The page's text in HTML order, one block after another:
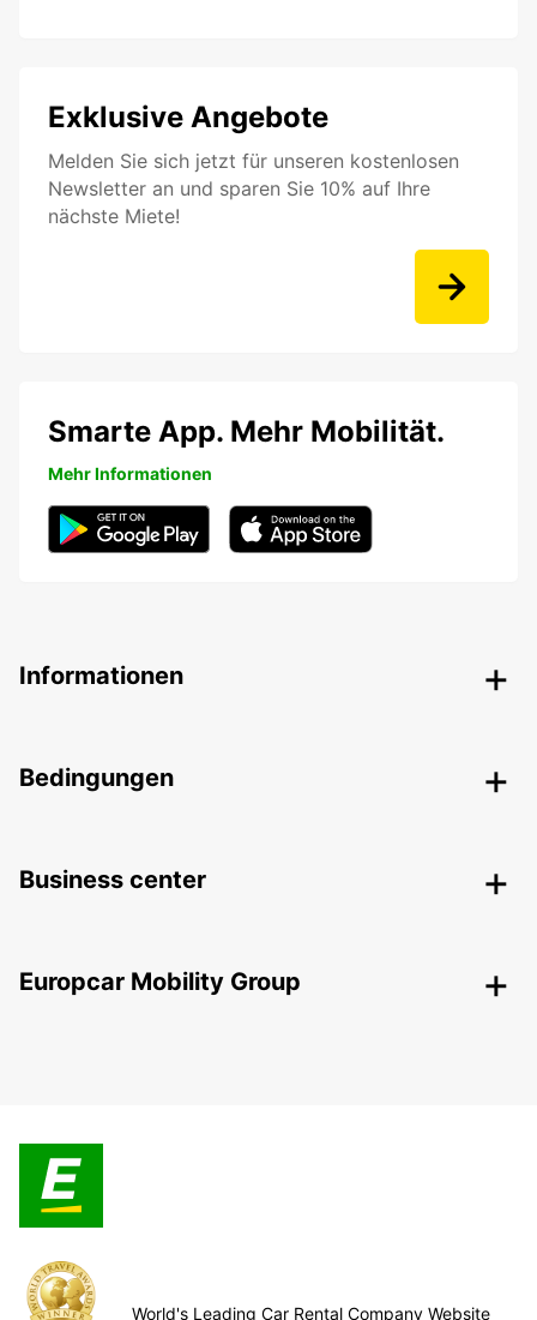
Exklusive Angebote
Melden Sie sich jetzt für unseren kostenlosen
Newsletter an und sparen Sie 10% auf Ihre
nächste Miete!
Smarte App. Mehr Mobilität.
Mehr Informationen
Informationen
Bedingungen
Business center
Europcar Mobility Group
World's Leading Car Rental Company Website